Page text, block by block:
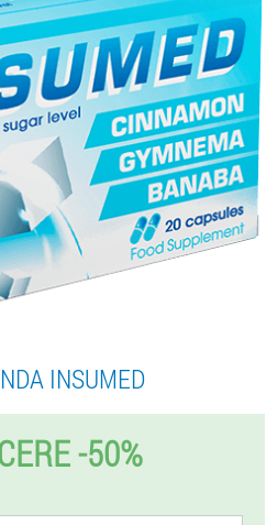
INSUMED
-50%